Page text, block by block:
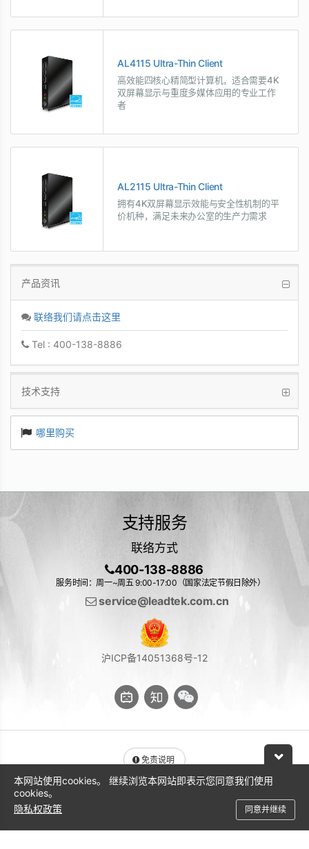
AL4115 Ultra-Thin Client
高效能四核心精简型计算机，适合需要4K
双屏幕显示与重度多媒体应用的专业工作
者
AL2115 Ultra-Thin Client
拥有4K双屏幕显示效能与安全性机制的平
价机种，满足未来办公室的生产力需求
产品资讯
联络我们请点击这里
Tel : 400-138-8886
技术支持
哪里购买
支持服务
联络方式
400-138-8886
服务时间：周一~周五 9:00-17:00（国家法定节假日除外）
service@leadtek.com.cn
沪ICP备14051368号-12
免责说明
与 NVIDIA 产品相关的图片或视频（完整或部分）的版权均归 NVIDIA
Corporation 所有
本网站使用cookies。 继续浏览本网站即表示您同意我们使用
cookies。
隐私权政策
同意并继续